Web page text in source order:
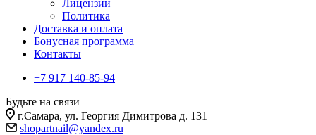
Лицензии
Политика
Доставка и оплата
Бонусная программа
Контакты
+7 917 140-85-94
Будьте на связи
г.Самара, ул. Георгия Димитрова д. 131
shopartnail@yandex.ru